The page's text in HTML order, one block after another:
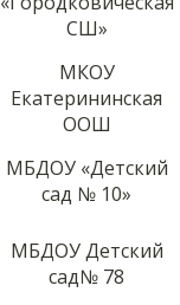
СШ»
МКОУ
Екатерининская
ООШ
МБДОУ «Детский
сад № 10»
МБДОУ Детский
сад№ 78